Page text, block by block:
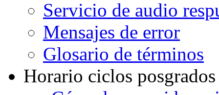
Servicio de audio
Mensajes de error
Glosario de términos
Horario ciclos posgrados